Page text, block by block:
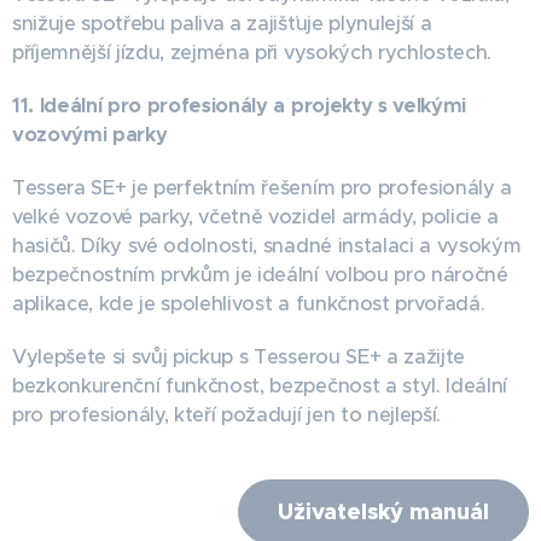
snižuje spotřebu paliva a zajišťuje plynulejší a
příjemnější jízdu, zejména při vysokých rychlostech.
11. Ideální pro profesionály a projekty s velkými
vozovými parky
Tessera SE+ je perfektním řešením pro profesionály a
velké vozové parky, včetně vozidel armády, policie a
hasičů. Díky své odolnosti, snadné instalaci a vysokým
bezpečnostním prvkům je ideální volbou pro náročné
aplikace, kde je spolehlivost a funkčnost prvořadá.
Vylepšete si svůj pickup s Tesserou SE+ a zažijte
bezkonkurenční funkčnost, bezpečnost a styl. Ideální
pro profesionály, kteří požadují jen to nejlepší.
Uživatelský manuál